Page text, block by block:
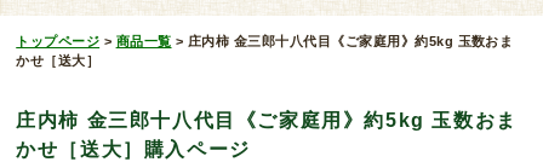
トップページ > 商品一覧 > 庄内柿 金三郎十八代目《ご家庭用》約5kg 玉数おま
かせ［送大］
庄内柿 金三郎十八代目《ご家庭用》約5kg 玉数おま
かせ［送大］購入ページ